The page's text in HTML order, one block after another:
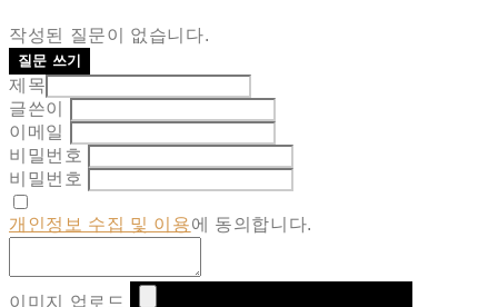
작성된 질문이 없습니다.
질문 쓰기
제목
글쓴이
이메일
비밀번호
비밀번호
개인정보 수집 및 이용에 동의합니다.
이미지 업로드